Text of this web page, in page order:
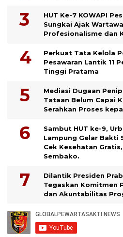
HUT Ke-7 KOWAPI
Sungkai Ajak
Profesionalisme dan
Perkuat Tata Kelola
Pesawaran Lantik 11
Tinggi Pratama
Mediasi Dugaan
Tataan Belum Capai
Serahkan Proses
Sambut HUT ke-9,
Lampung Gelar Bakti
Cek Kesehatan
Sembako.
Dilantik Presiden
Tegaskan Komitmen
dan Akuntabilitas